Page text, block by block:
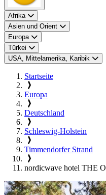
Afrika
Asien und Orient
Europa
Türkei
USA, Mittelamerika, Karibik
Startseite
Europa
Deutschland
Schleswig-Holstein
Timmendorfer Strand
nordicwave hotel THE